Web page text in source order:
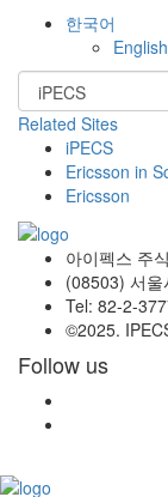
한국어
English
Related Sites
iPECS
Ericsson in
Ericsson
아이펙스 주
(08503) 서
Tel: 82-2-
©2025.
Follow us